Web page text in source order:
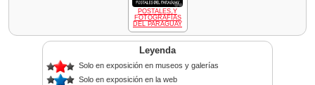
POSTALES Y
FOTOGRAFÍAS
DEL PARAGUAY
Leyenda
Solo en exposición en museos y galerías
Solo en exposición en la web